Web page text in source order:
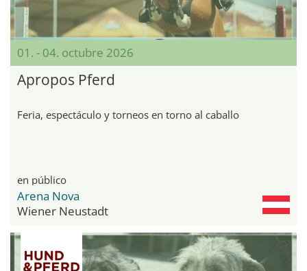
01. - 04. octubre 2026
Apropos Pferd
Feria, espectáculo y torneos en torno al caballo
en público
Arena Nova
Wiener Neustadt